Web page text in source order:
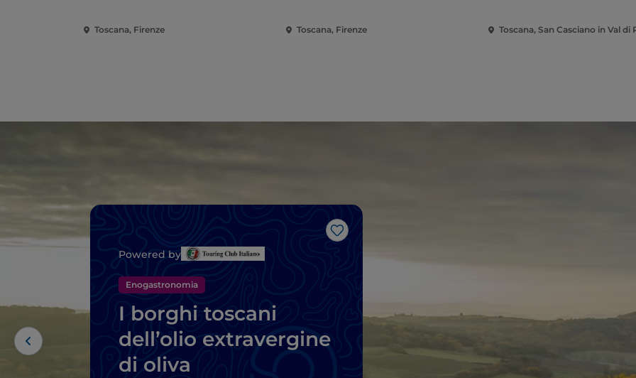
Toscana, Firenze Toscana, Firenze Toscana, San Casciano in Val di
Like
Powered by
Enogastronomia
I borghi toscani
dell’olio extravergine
di oliva